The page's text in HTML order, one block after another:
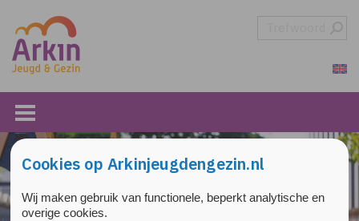
Cookies op Arkinjeugdengezin.nl
Wij maken gebruik van functionele, beperkt analytische en
overige cookies.